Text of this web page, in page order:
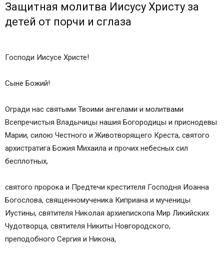
Защитная молитва Иисусу Христу за
детей от порчи и сглаза
Господи Иисусе Христе!
Сыне Божий!
Огради нас святыми Твоими ангелами и молитвами
Всепречистыя Владычицы нашия Богородицы и приснодевы
Марии, силою Честного и Животворящего Креста, святого
архистратига Божия Михаила и прочих небесных сил
бесплотных,
святого пророка и Предтечи крестителя Господня Иоанна
Богослова, священномученика Киприана и мученицы
Иустины, святителя Николая архиепископа Мир Ликийских
Чудотворца, святителя Никиты Новгородского,
преподобного Сергия и Никона,